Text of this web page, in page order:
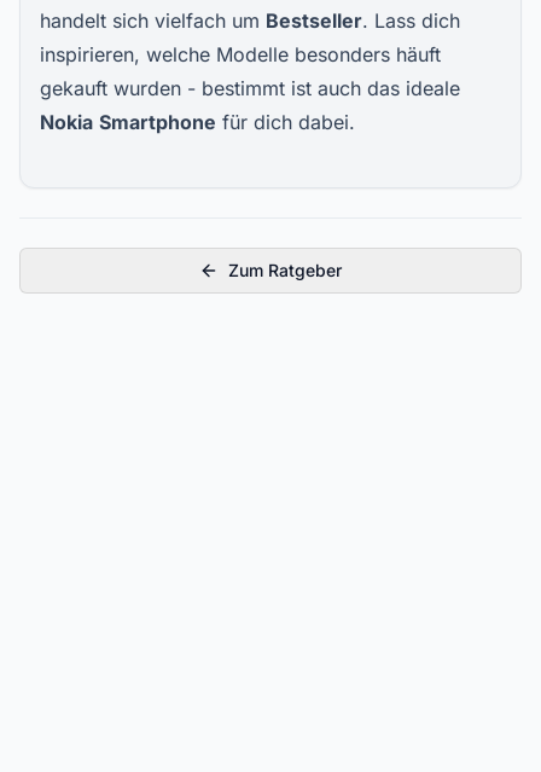
handelt sich vielfach um Bestseller. Lass dich
inspirieren, welche Modelle besonders häuft
gekauft wurden - bestimmt ist auch das ideale
Nokia Smartphone für dich dabei.
Zum Ratgeber